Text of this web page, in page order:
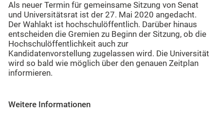
Als neuer Termin für gemeinsame Sitzung von Senat
und Universitätsrat ist der 27. Mai 2020 angedacht.
Der Wahlakt ist hochschulöffentlich. Darüber hinaus
entscheiden die Gremien zu Beginn der Sitzung, ob die
Hochschulöffentlichkeit auch zur
Kandidatenvorstellung zugelassen wird. Die Universität
wird so bald wie möglich über den genauen Zeitplan
informieren.
Weitere Informationen